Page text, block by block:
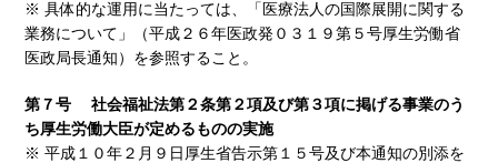
※ 具体的な運用に当たっては、「医療法人の国際展開に関する
業務について」（平成２６年医政発０３１９第５号厚生労働省
医政局長通知）を参照すること。
第７号 社会福祉法第２条第２項及び第３項に掲げる事業のう
ち厚生労働大臣が定めるものの実施
※ 平成１０年２月９日厚生省告示第１５号及び本通知の別添を